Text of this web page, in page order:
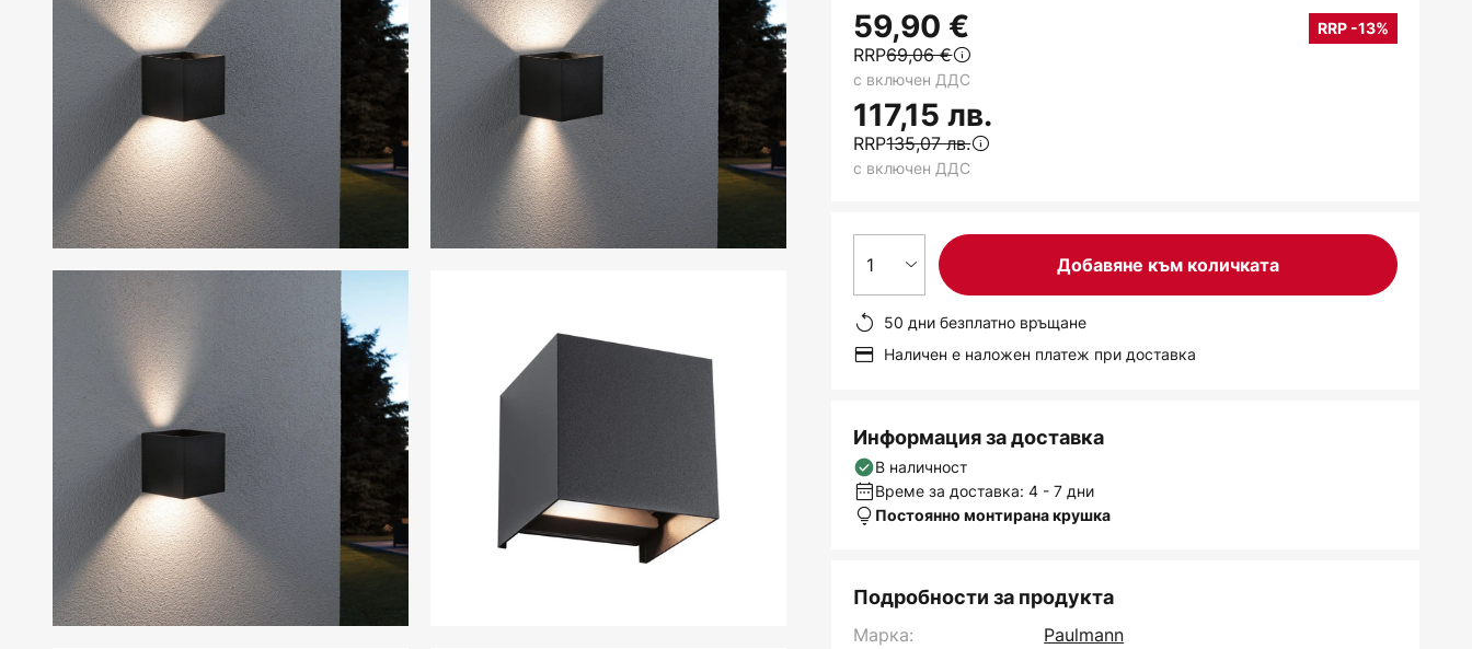
галерията
изображенията
59,90 € RRP -13%
RRP69,06 €
117,15 лв.
RRP135,07 лв.
с включен ДДС
с включен ДДС
1 Добавяне към количката
50 дни безплатно връщане
Наличен е наложен платеж при доставка
Информация за доставка
В наличност
Време за доставка: 4 - 7 дни
Постоянно монтирана крушка
Подробности за продукта
Марка:
Paulmann